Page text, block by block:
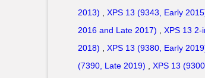
2013)
XPS 13 (9343, Early
2016 and Late 2017)
XPS 13 2-
2018)
XPS 13 (9380, Early
(7390, Late 2019)
XPS 13